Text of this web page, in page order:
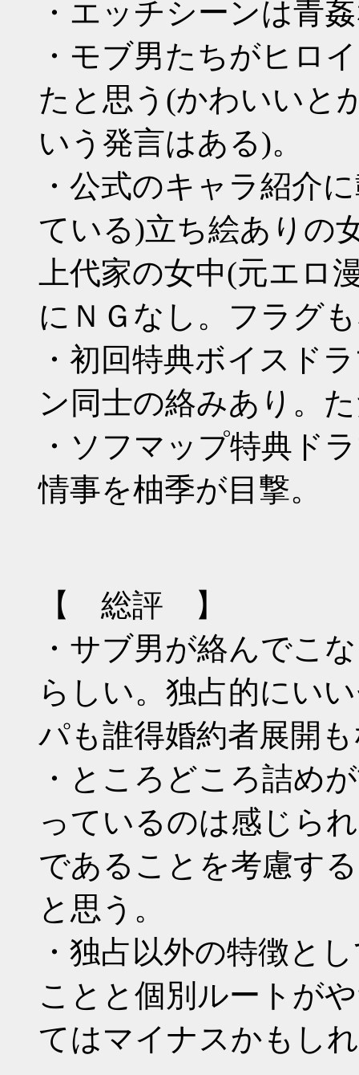
・エッチシーンは青
・モブ男たちがヒロ
たと思う(かわいいと
いう発言はある)。
・公式のキャラ紹介
ている)立ち絵ありの
上代家の女中(元エロ
にＮＧなし。フラグ
・初回特典ボイスド
ン同士の絡みあり。
・ソフマップ特典ド
情事を柚季が目撃。
【 総評 】
・サブ男が絡んでこ
らしい。独占的にい
パも誰得婚約者展開
・ところどころ詰め
っているのは感じら
であることを考慮す
と思う。
・独占以外の特徴と
ことと個別ルートが
てはマイナスかもし